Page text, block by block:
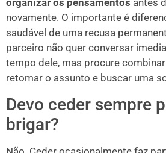
organizar os pensamentos antes
novamente. O importante é
saudável de uma recusa
parceiro não quer conversar
tempo dele, mas procure
retomar o assunto e buscar uma
Devo ceder sempre
brigar?